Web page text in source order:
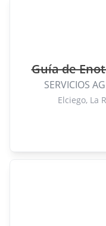
Guía de
SERVICIOS
Elciego, La